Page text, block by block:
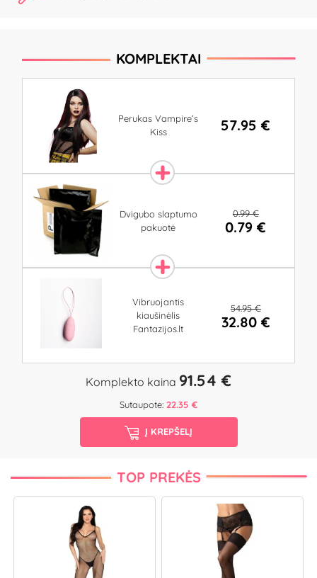
KOMPLEKTAI
Perukas Vampire’s
Kiss
57.95 €
Dvigubo slaptumo
pakuotė
0.99 €
0.79 €
Vibruojantis
kiaušinėlis
Fantazijos.lt
54.95 €
32.80 €
Komplekto kaina 91.54 €
Sutaupote: 22.35 €
Į KREPŠELĮ
TOP PREKĖS